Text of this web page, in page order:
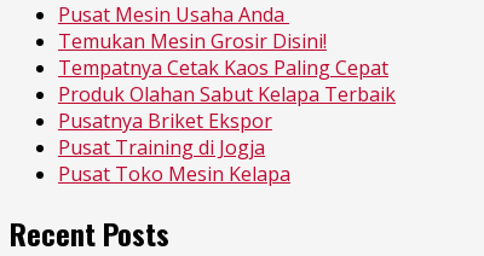
Pusat Mesin Usaha Anda
Temukan Mesin Grosir Disini!
Tempatnya Cetak Kaos Paling Cepat
Produk Olahan Sabut Kelapa Terbaik
Pusatnya Briket Ekspor
Pusat Training di Jogja
Pusat Toko Mesin Kelapa
Recent Posts